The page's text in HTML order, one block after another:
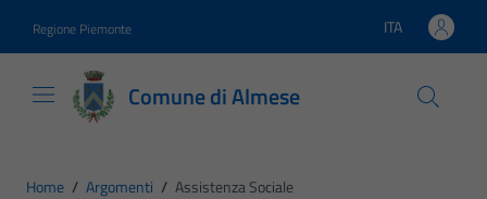
Regione Piemonte Lingua attiva:
ITA
Comune di Almese
Home / Argomenti / Assistenza Sociale